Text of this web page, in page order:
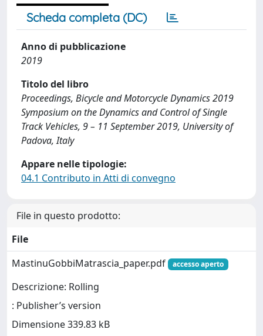
Scheda completa (DC)
Anno di pubblicazione
2019
Titolo del libro
Proceedings, Bicycle and Motorcycle Dynamics 2019
Symposium on the Dynamics and Control of Single
Track Vehicles, 9 – 11 September 2019, University of
Padova, Italy
Appare nelle tipologie:
04.1 Contributo in Atti di convegno
File in questo prodotto:
File
MastinuGobbiMatrascia_paper.pdf
accesso aperto
Descrizione: Rolling
: Publisher’s version
Dimensione 339.83 kB